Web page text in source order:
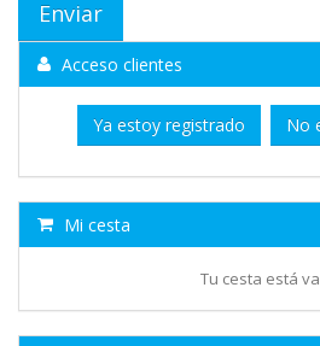
Acceso clientes
Ya estoy registrado No
Mi cesta
Tu cesta está